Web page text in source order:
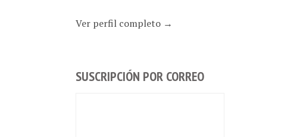
Ver perfil completo →
SUSCRIPCIÓN POR CORREO